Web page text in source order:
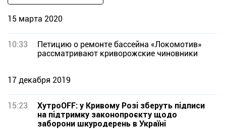
15 марта 2020
10:33
Петицию о ремонте бассейна «Локомотив»
рассматривают криворожские чиновники
17 декабря 2019
15:23
ХутроOFF: у Кривому Розі зберуть підписи
на підтримку законопроєкту щодо
заборони шкуродерень в Україні